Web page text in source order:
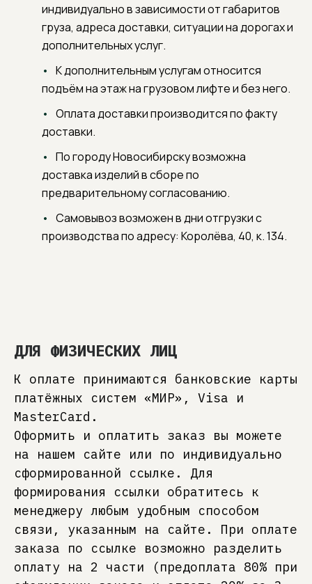
индивидуально в зависимости от габаритов
груза, адреса доставки, ситуации на дорогах и
дополнительных услуг.
К дополнительным услугам относится
подъём на этаж на грузовом лифте и без него.
Оплата доставки производится по факту
доставки.
По городу Новосибирску возможна
доставка изделий в сборе по
предварительному согласованию.
Самовывоз возможен в дни отгрузки с
производства по адресу: Королёва, 40, к. 134.
ДЛЯ ФИЗИЧЕСКИХ ЛИЦ
К оплате принимаются банковские карты
платёжных систем «МИР», Visa и
MasterCard.
Оформить и оплатить заказ вы можете
на нашем сайте или по индивидуально
сформированной ссылке. Для
формирования ссылки обратитесь к
менеджеру любым удобным способом
связи, указанным на сайте. При оплате
заказа по ссылке возможно разделить
оплату на 2 части (предоплата 80% при